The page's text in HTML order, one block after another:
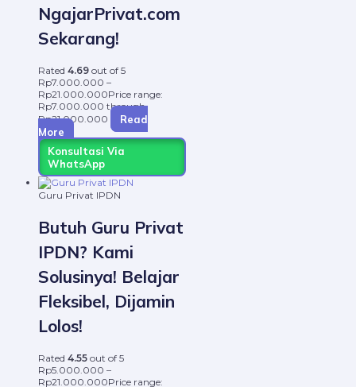
NgajarPrivat.com
Sekarang!
Rated 4.69 out of 5
Rp7.000.000 –
Rp21.000.000Price range:
Rp7.000.000 through
Rp21.000.000
Read
More
Konsultasi Via
WhatsApp
Guru Privat IPDN
Butuh Guru Privat
IPDN? Kami
Solusinya! Belajar
Fleksibel, Dijamin
Lolos!
Rated 4.55 out of 5
Rp5.000.000 –
Rp21.000.000Price range: